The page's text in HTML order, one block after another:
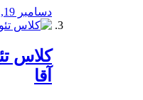
دسامبر 19, 2019
آقا